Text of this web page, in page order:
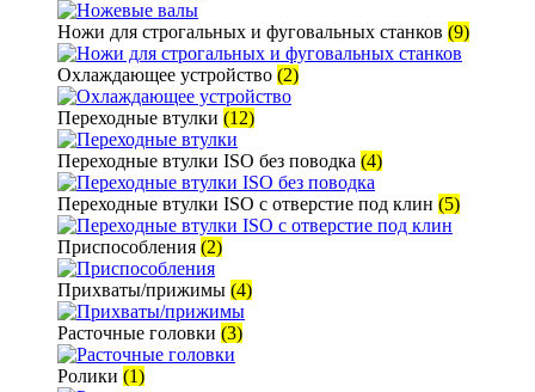
Ножи для строгальных и фуговальных станков (9)
Охлаждающее устройство (2)
Переходные втулки (12)
Переходные втулки ISO без поводка (4)
Переходные втулки ISO с отверстие под клин (5)
Приспособления (2)
Прихваты/прижимы (4)
Расточные головки (3)
Ролики (1)